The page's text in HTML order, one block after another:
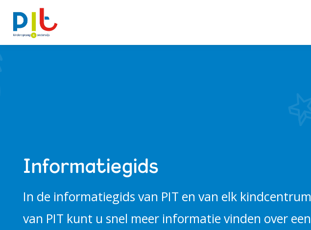
Ontwikkellijn
Actueel
Informatiegids
In de informatiegids van PIT en van elk kindcentrum
van PIT kunt u snel meer informatie vinden over een